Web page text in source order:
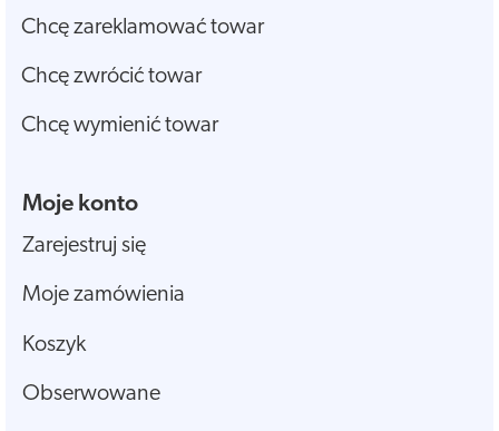
Chcę zareklamować towar
Chcę zwrócić towar
Chcę wymienić towar
Moje konto
Zarejestruj się
Moje zamówienia
Koszyk
Obserwowane